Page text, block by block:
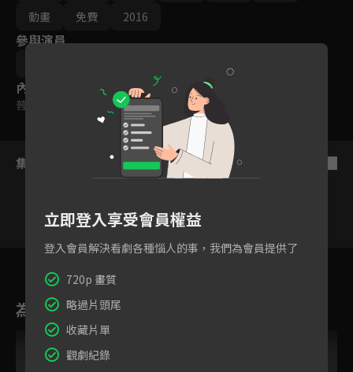
動畫
免費 2016
參與演員
內容標籤
普遍級
集數列表
為您推薦
立即登入享受會員權益
登入會員解決看劇各種惱人的事，我們為會員提供了
720p 畫質
略過片頭尾
收藏片單
觀劇紀錄